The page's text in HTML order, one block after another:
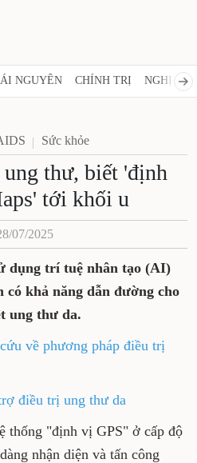
NGUYÊN CHÍNH TRỊ NGHỊ
Sức khỏe
thư, biết 'định
tới khối u
07/2025
dụng trí tuệ nhân tạo (AI)
có khả năng dẫn đường cho
ung thư da.
về phương pháp điều trị
điều trị ung thư da
thống "định vị GPS" ở cấp độ
nhận diện và tấn công